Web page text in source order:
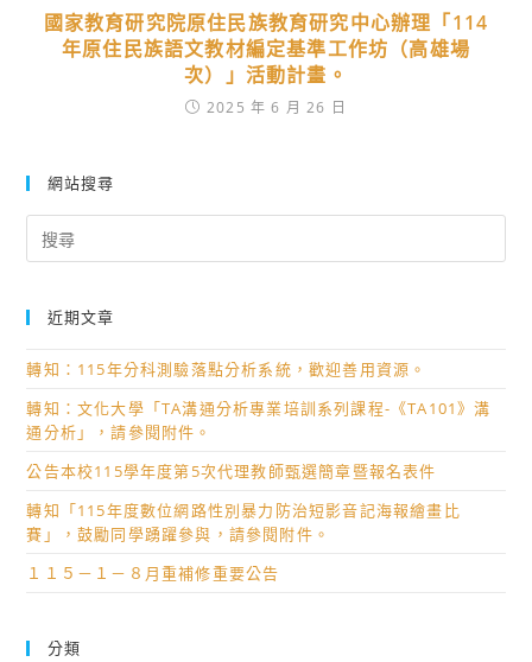
國家教育研究院原住民族教育研究中心辦理「114
年原住民族語文教材編定基準工作坊（高雄場
次）」活動計畫。
2025 年 6 月 26 日
網站搜尋
for:
近期文章
轉知：115年分科測驗落點分析系統，歡迎善用資源。
轉知：文化大學「TA溝通分析專業培訓系列課程-《TA101》溝
通分析」，請參閱附件。
公告本校115學年度第5次代理教師甄選簡章暨報名表件
轉知「115年度數位網路性別暴力防治短影音記海報繪畫比
賽」，鼓勵同學踴躍參與，請參閱附件。
１１５－１－８月重補修重要公告
分類